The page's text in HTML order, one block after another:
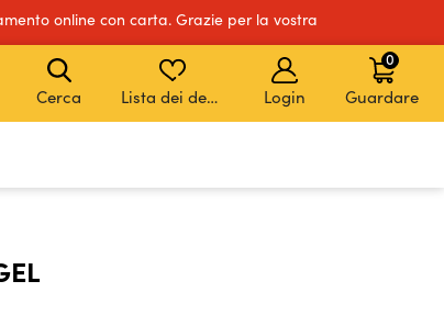
online con carta. Grazie per la vostra
Cerca Lista dei desideri Login Guardare
0